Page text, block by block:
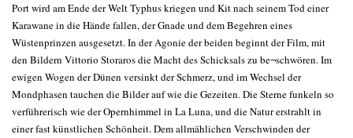
Port wird am Ende der Welt Typhus kriegen und Kit nach seinem Tod einer
Karawane in die Hände fallen, der Gnade und dem Begehren eines
Wüstenprinzen ausgesetzt. In der Agonie der beiden beginnt der Film, mit
den Bildern Vittorio Storaros die Macht des Schicksals zu be¬schwören. Im
ewigen Wogen der Dünen versinkt der Schmerz, und im Wechsel der
Mondphasen tauchen die Bilder auf wie die Gezeiten. Die Sterne funkeln so
verführerisch wie der Opernhimmel in La Luna, und die Natur erstrahlt in
einer fast künstlichen Schönheit. Dem allmählichen Verschwinden der